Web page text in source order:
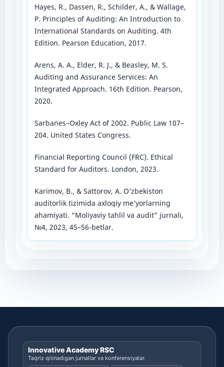
Hayes, R., Dassen, R., Schilder, A., & Wallage,
P. Principles of Auditing: An Introduction to
International Standards on Auditing. 4th
Edition. Pearson Education, 2017.
Arens, A. A., Elder, R. J., & Beasley, M. S.
Auditing and Assurance Services: An
Integrated Approach. 16th Edition. Pearson,
2020.
Sarbanes–Oxley Act of 2002. Public Law 107–
204. United States Congress.
Financial Reporting Council (FRC). Ethical
Standard for Auditors. London, 2023.
Karimov, B., & Sattorov, A. O‘zbekiston
auditorlik tizimida axloqiy me’yorlarning
ahamiyati. “Moliyaviy tahlil va audit” jurnali,
№4, 2023, 45–56-betlar.
Innovative Academy RSC
Taqriz qilinadigan jurnallar va konferensiyalar.